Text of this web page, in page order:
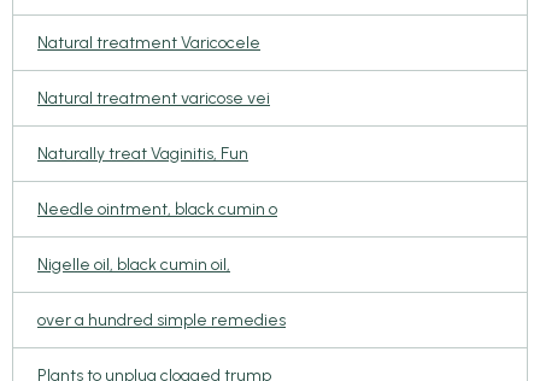
Natural treatment Varicocele
Natural treatment varicose vei
Naturally treat Vaginitis, Fun
Needle ointment, black cumin o
Nigelle oil, black cumin oil,
over a hundred simple remedies
Plants to unplug clogged trump